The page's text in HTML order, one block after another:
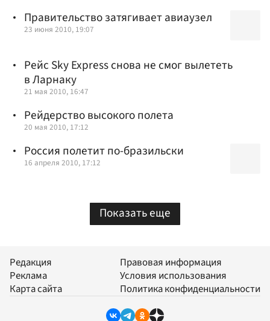
Правительство затягивает авиаузел
23 июня 2010, 19:07
Рейс Sky Express снова не смог вылететь
в Ларнаку
21 мая 2010, 16:47
Рейдерство высокого полета
20 мая 2010, 17:12
Россия полетит по-бразильски
16 апреля 2010, 17:12
Показать еще
Редакция
Реклама
Карта сайта
Правовая информация
Условия использования
Политика конфиденциальности